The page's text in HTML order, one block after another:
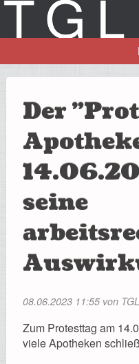
Der
seine
08.06.2023 11:55 von
Zum Protesttag am
viele Apotheken